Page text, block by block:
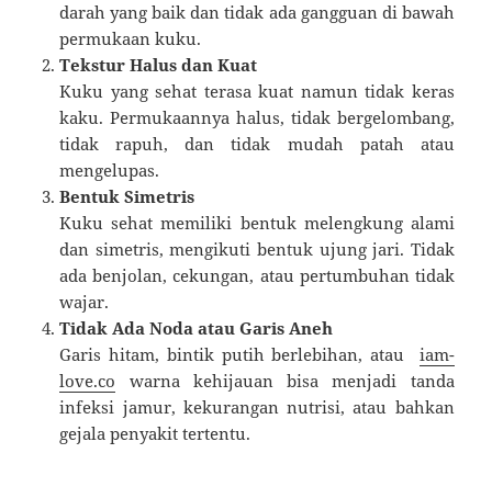
darah yang baik dan tidak ada gangguan di bawah
permukaan kuku.
Tekstur Halus dan Kuat
Kuku yang sehat terasa kuat namun tidak keras
kaku. Permukaannya halus, tidak bergelombang,
tidak rapuh, dan tidak mudah patah atau
mengelupas.
Bentuk Simetris
Kuku sehat memiliki bentuk melengkung alami
dan simetris, mengikuti bentuk ujung jari. Tidak
ada benjolan, cekungan, atau pertumbuhan tidak
wajar.
Tidak Ada Noda atau Garis Aneh
Garis hitam, bintik putih berlebihan, atau iam-
love.co warna kehijauan bisa menjadi tanda
infeksi jamur, kekurangan nutrisi, atau bahkan
gejala penyakit tertentu.